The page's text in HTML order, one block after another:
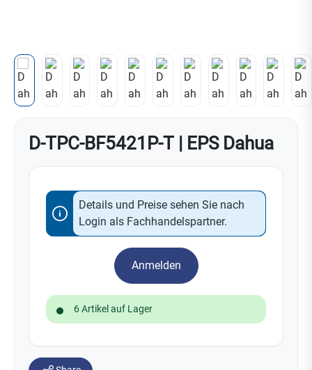
D-TPC-BF5421P-T | EPS Dahua
Details und Preise sehen Sie nach
Login als Fachhandelspartner.
Anmelden
6 Artikel auf Lager